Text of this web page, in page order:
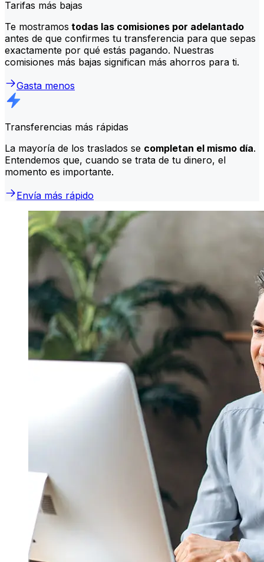
Tarifas más bajas
Te mostramos todas las comisiones por adelantado
antes de que confirmes tu transferencia para que sepas
exactamente por qué estás pagando. Nuestras
comisiones más bajas significan más ahorros para ti.
Gasta menos
Transferencias más rápidas
La mayoría de los traslados se completan el mismo día.
Entendemos que, cuando se trata de tu dinero, el
momento es importante.
Envía más rápido